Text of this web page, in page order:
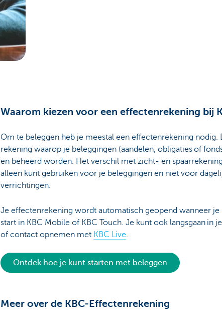
Waarom kiezen voor een effectenrekening bij
Om te beleggen heb je meestal een effectenrekening nodig.
rekening waarop je beleggingen (aandelen, obligaties of
en beheerd worden. Het verschil met zicht- en
alleen kunt gebruiken voor je beleggingen en niet voor
verrichtingen.
Je effectenrekening wordt automatisch geopend wanneer je
start in KBC Mobile of KBC Touch. Je kunt ook langsgaan in
of contact opnemen met KBC Live.
Ontdek hoe je kunt starten met beleggen
Meer over de KBC-Effectenrekening